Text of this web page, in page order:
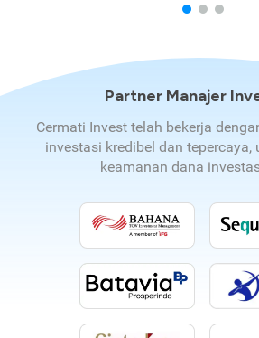
Partner Manajer
Cermati Invest telah bekerja
investasi kredibel dan tepercaya,
keamanan dana